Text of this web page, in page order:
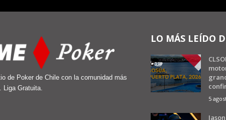
de Poker de Chile con la comunidad más
Liga Gratuita.
LO MÁS LEÍDO
5